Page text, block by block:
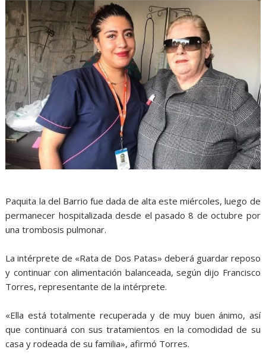
Paquita la del Barrio fue dada de alta este miércoles, luego de
permanecer hospitalizada desde el pasado 8 de octubre por
una trombosis pulmonar.
La intérprete de «Rata de Dos Patas» deberá guardar reposo
y continuar con alimentación balanceada, según dijo Francisco
Torres, representante de la intérprete.
«Ella está totalmente recuperada y de muy buen ánimo, así
que continuará con sus tratamientos en la comodidad de su
casa y rodeada de su familia», afirmó Torres.